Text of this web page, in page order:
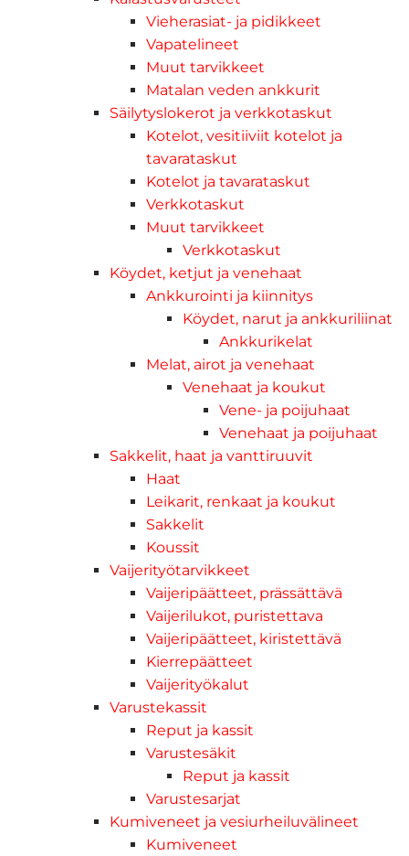
Vieherasiat- ja pidikkeet
Vapatelineet
Muut tarvikkeet
Matalan veden ankkurit
Säilytyslokerot ja verkkotaskut
Kotelot, vesitiiviit kotelot ja
tavarataskut
Kotelot ja tavarataskut
Verkkotaskut
Muut tarvikkeet
Verkkotaskut
Köydet, ketjut ja venehaat
Ankkurointi ja kiinnitys
Köydet, narut ja ankkuriliinat
Ankkurikelat
Melat, airot ja venehaat
Venehaat ja koukut
Vene- ja poijuhaat
Venehaat ja poijuhaat
Sakkelit, haat ja vanttiruuvit
Haat
Leikarit, renkaat ja koukut
Sakkelit
Koussit
Vaijerityötarvikkeet
Vaijeripäätteet, prässättävä
Vaijerilukot, puristettava
Vaijeripäätteet, kiristettävä
Kierrepäätteet
Vaijerityökalut
Varustekassit
Reput ja kassit
Varustesäkit
Reput ja kassit
Varustesarjat
Kumiveneet ja vesiurheiluvälineet
Kumiveneet